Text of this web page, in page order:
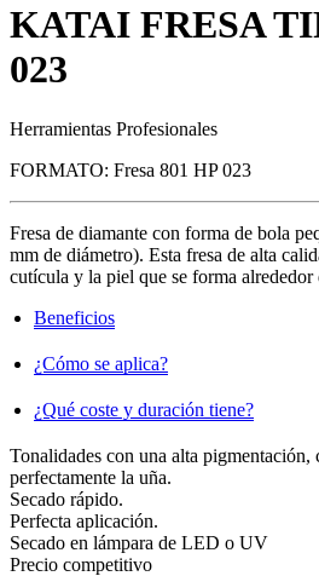
KATAI FRESA
023
Herramientas Profesionales
FORMATO: Fresa 801 HP 023
Fresa de diamante con forma de bola
mm de diámetro). Esta fresa de alta
cutícula y la piel que se forma alrededor
Beneficios
¿Cómo se aplica?
¿Qué coste y duración tiene?
Tonalidades con una alta pigmentación,
perfectamente la uña.
Secado rápido.
Perfecta aplicación.
Secado en lámpara de LED o UV
Precio competitivo